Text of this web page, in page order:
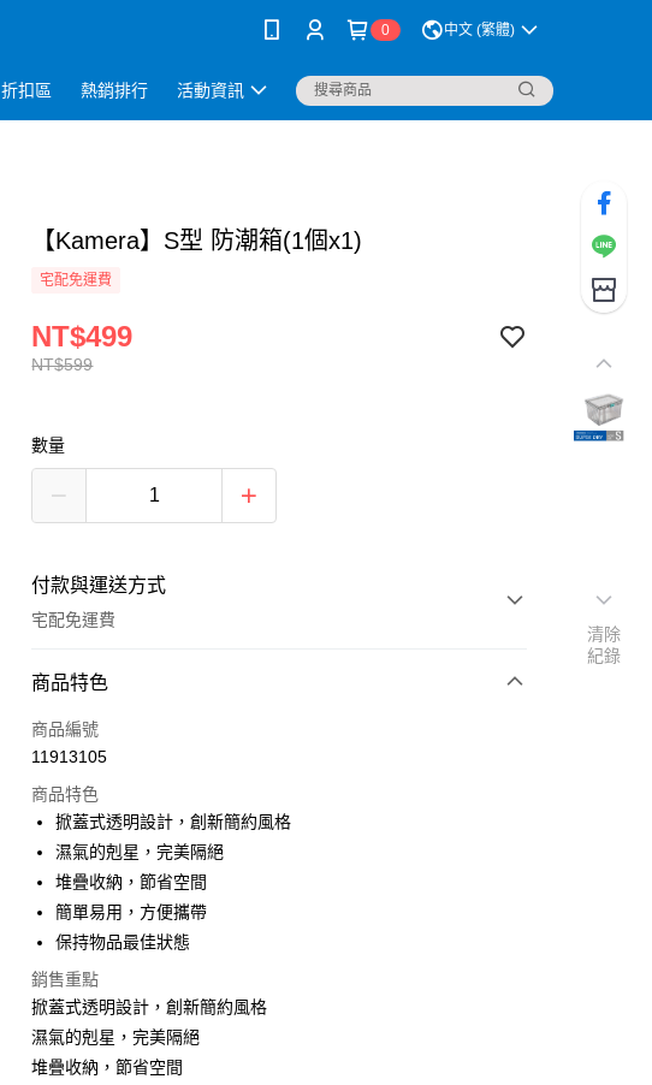
0 中文 (繁體)
折扣區 熱銷排行 活動資訊
【Kamera】S型 防潮箱(1個x1)
宅配免運費
NT$599
NT$499
數量
付款與運送方式
宅配免運費
付款方式
全家線上支付
運送方式
本島宅配-活動商品
免運費
離島宅配-常溫商品
商品特色
商品編號
11913105
商品特色
掀蓋式透明設計，創新簡約風格
濕氣的剋星，完美隔絕
堆疊收納，節省空間
簡單易用，方便攜帶
保持物品最佳狀態
銷售重點
掀蓋式透明設計，創新簡約風格
濕氣的剋星，完美隔絕
堆疊收納，節省空間
清除
紀錄